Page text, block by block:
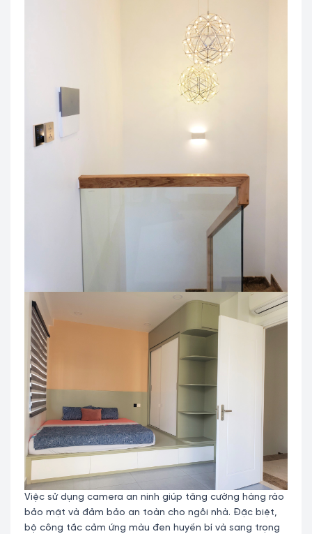
Việc sử dụng camera an ninh giúp tăng cường hàng rào
bảo mật và đảm bảo an toàn cho ngôi nhà. Đặc biệt,
bộ công tắc cảm ứng màu đen huyền bí và sang trọng